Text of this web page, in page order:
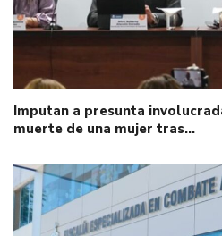
Imputan a presunta
muerte de una mujer tras…